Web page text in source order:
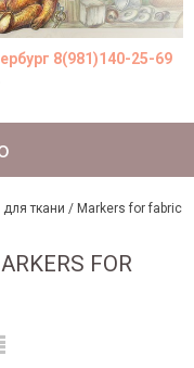
8(981)140-25-69
ткани / Markers for fabric
FOR